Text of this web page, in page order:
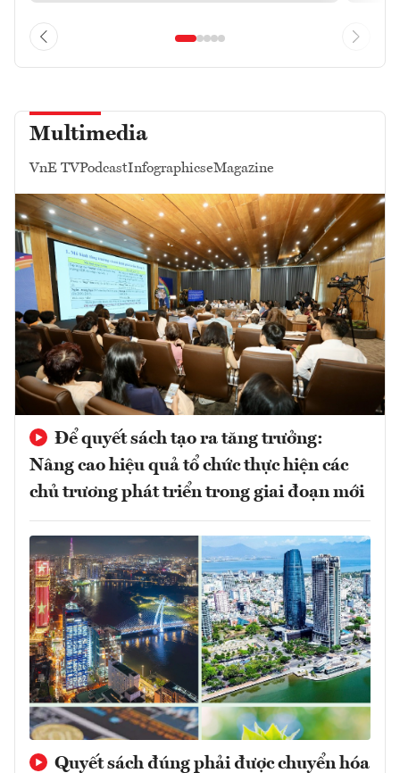
Multimedia
VnE TVPodcastInfographicseMagazine
Để quyết sách tạo ra tăng trưởng:
Nâng cao hiệu quả tổ chức thực hiện các
chủ trương phát triển trong giai đoạn mới
Quyết sách đúng phải được chuyển hóa